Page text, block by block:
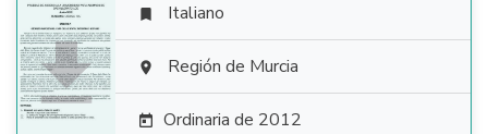

 Italiano
 Región de Murcia
 Ordinaria de 2012